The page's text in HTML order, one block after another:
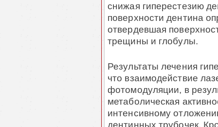
снижая гиперестезию
поверхности дентина
отвердевшая
трещины и глобулы.
Результаты лечения
что взаимодействие
фотомодуляции, в
метаболическая
интенсивному
дентинных трубочек.